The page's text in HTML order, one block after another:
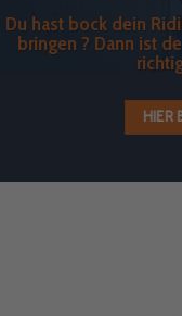
Du hast bock dein
bringen ? Dann ist
HIER